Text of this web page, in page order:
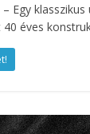
Egy
éves